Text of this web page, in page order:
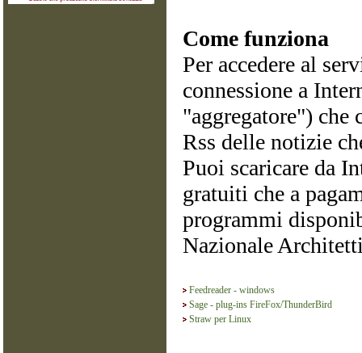
Come funziona
Per accedere al
connessione a
"aggregatore") che
Rss delle notizie
Puoi scaricare da
gratuiti che a
programmi
Nazionale
Feedreader - windows
Sage - plug-ins FireFox/ThunderBird
Straw per Linux